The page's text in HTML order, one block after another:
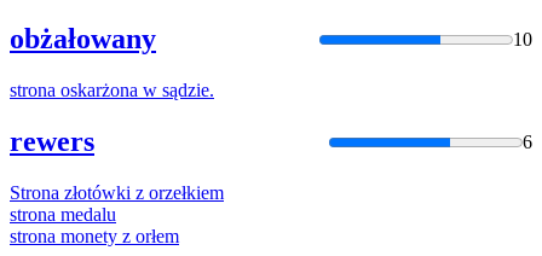
obżałowany 10
strona oskarżona w sądzie.
rewers 6
Strona złotówki z orzełkiem
strona medalu
strona monety z orłem